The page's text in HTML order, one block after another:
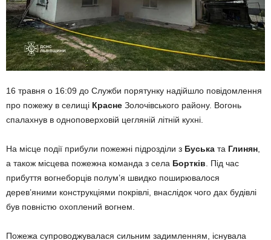
16 травня о 16:09 до Служби порятунку надійшло повідомлення
про пожежу в селищі Красне Золочівського району. Вогонь
спалахнув в одноповерховій цегляній літній кухні.
На місце події прибули пожежні підрозділи з Буська та Глинян
а також місцева пожежна команда з села Бортків . Під час
прибуття вогнеборців полум’я швидко поширювалося
дерев’яними конструкціями покрівлі, внаслідок чого дах будівлі
був повністю охоплений вогнем.
Пожежа супроводжувалася сильним задимленням, існувала